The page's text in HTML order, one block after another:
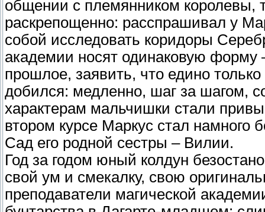
общении с племянником королевы,
раскрепощенно: расспрашивал у
собой исследовать коридоры
академии носят одинаковую форму
прошлое, заявить, что едино
добился: медленно, шаг за шагом,
характерам мальчишки стали
втором курсе Маркус стал
Сад его родной сестры – Вилии.
Год за годом юный колдун
свой ум и смекалку, свою
преподаватели магической